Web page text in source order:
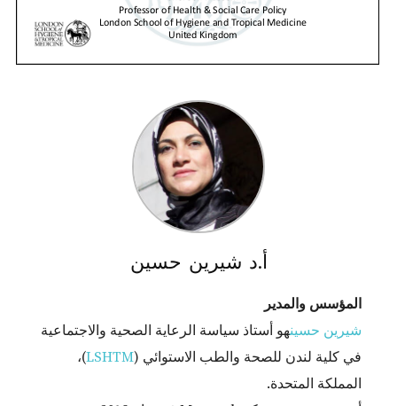
أ.د شيرين حسين
المؤسس والمدير
شيرين حسينهو أستاذ سياسة الرعاية الصحية والاجتماعية
في كلية لندن للصحة والطب الاستوائي (LSHTM)،
المملكة المتحدة.